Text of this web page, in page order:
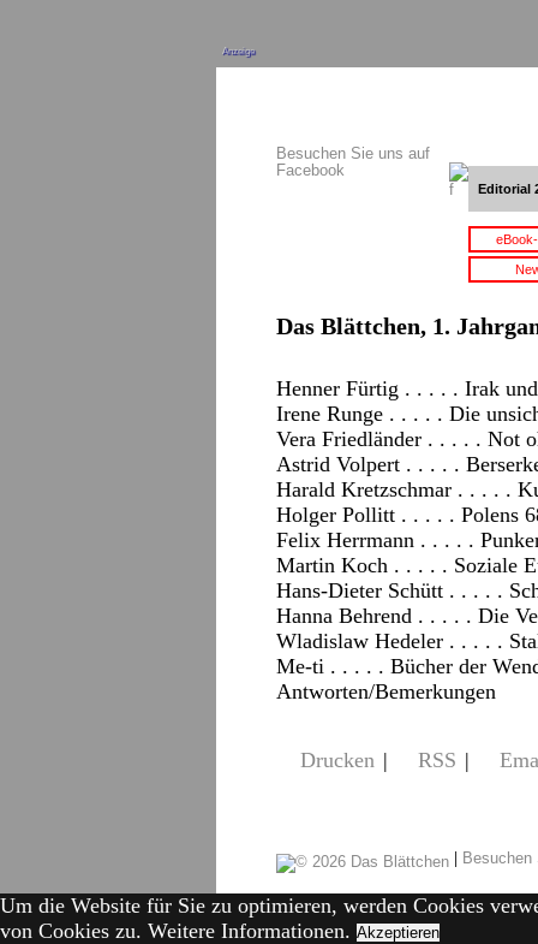
Anzeige
Besuchen Sie uns auf
Facebook
Editorial
Das Blättchen, 1.
Henner Fürtig . . . . . Irak
Irene Runge . . . . . Die
Vera Friedländer . . . . . Not
Astrid Volpert . . . . .
Harald Kretzschmar . . . . .
Holger Pollitt . . . . . Polens
Felix Herrmann . . . . .
Martin Koch . . . . . Soziale
Hans-Dieter Schütt . . . . .
Hanna Behrend . . . . . Die
Wladislaw Hedeler . . . . .
Me-ti . . . . . Bücher der
Antworten/Bemerkungen
Drucken | RSS |
|
Um die Website für Sie zu optimieren, werden Cookies
von Cookies zu. Weitere Informationen. Akzeptieren